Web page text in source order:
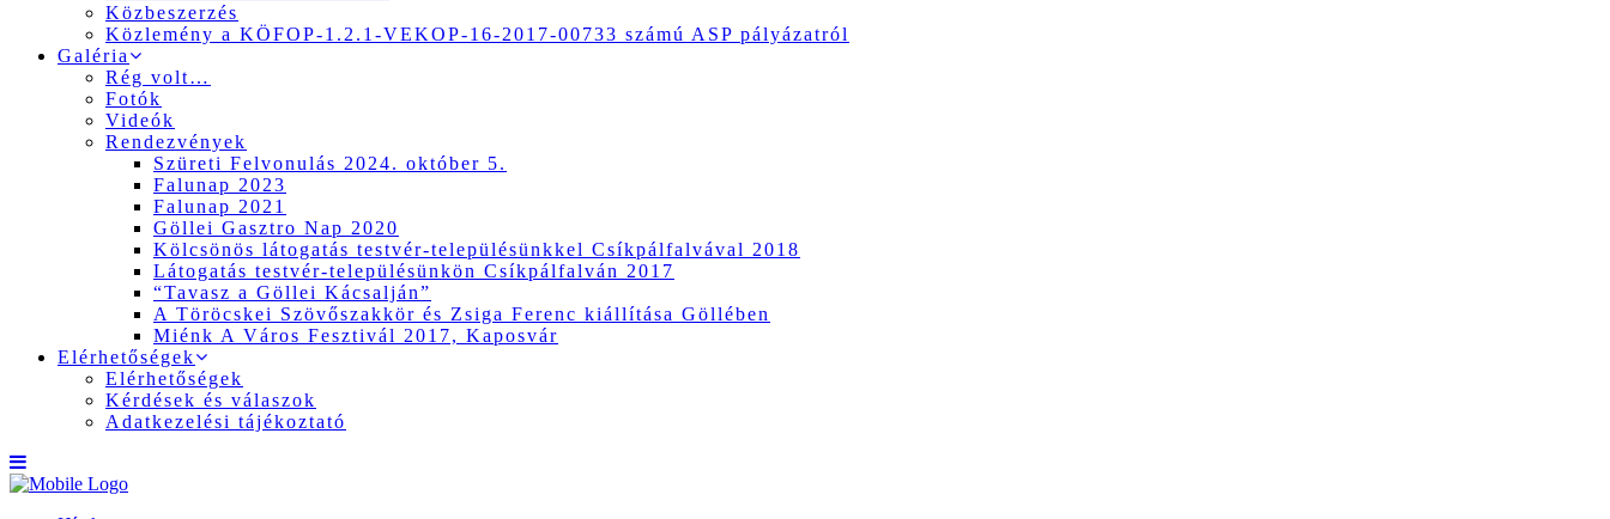
Közbeszerzés
Közlemény a KÖFOP-1.2.1-VEKOP-16-2017-00733 számú ASP pályázatról
Galéria
Rég volt…
Fotók
Videók
Rendezvények
Szüreti Felvonulás 2024. október 5.
Falunap 2023
Falunap 2021
Göllei Gasztro Nap 2020
Kölcsönös látogatás testvér-településünkkel Csíkpálfalvával 2018
Látogatás testvér-településünkön Csíkpálfalván 2017
“Tavasz a Göllei Kácsalján”
A Töröcskei Szövőszakkör és Zsiga Ferenc kiállítása Göllében
Miénk A Város Fesztivál 2017, Kaposvár
Elérhetőségek
Elérhetőségek
Kérdések és válaszok
Adatkezelési tájékoztató